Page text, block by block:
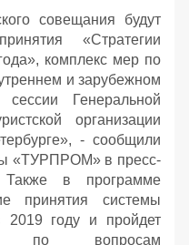
совещания будут
«Стратегии
комплекс мер по
и зарубежном
Генеральной
организации
- сообщили
«ТУРПРОМ» в пресс-
Также в программе
принятия системы
2019 году и пройдет
по вопросам